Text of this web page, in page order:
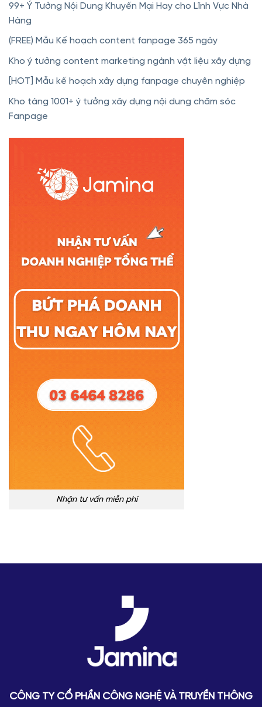
99+ Ý Tưởng Nội Dung Khuyến Mại Hay cho Lĩnh Vực Nhà
Hàng
(FREE) Mẫu Kế hoạch content fanpage 365 ngày
Kho ý tưởng content marketing ngành vật liệu xây dựng
[HOT] Mẫu kế hoạch xây dựng fanpage chuyên nghiệp
Kho tàng 1001+ ý tưởng xây dựng nội dung chăm sóc
Fanpage
Nhận tư vấn miễn phí
CÔNG TY CỔ PHẦN CÔNG NGHỆ VÀ TRUYỀN THÔNG